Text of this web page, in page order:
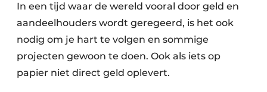
In een tijd waar de wereld vooral door geld en
aandeelhouders wordt geregeerd, is het ook
nodig om je hart te volgen en sommige
projecten gewoon te doen. Ook als iets op
papier niet direct geld oplevert.